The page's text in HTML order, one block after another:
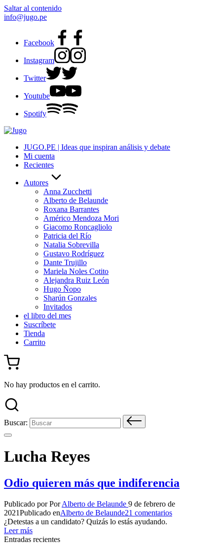
Saltar al contenido
info@jugo.pe
Facebook
Instagram
Twitter
Youtube
Spotify
JUGO.PE | Ideas que inspiran análisis y debate
Mi cuenta
Recientes
Autores
Anna Zucchetti
Alberto de Belaunde
Roxana Barrantes
Américo Mendoza Mori
Giacomo Roncagliolo
Patricia del Río
Natalia Sobrevilla
Gustavo Rodríguez
Dante Trujillo
Mariela Noles Cotito
Alejandra Ruiz León
Hugo Ñopo
Sharún Gonzales
Invitados
el libro del mes
Suscríbete
Tienda
Carrito
No hay productos en el carrito.
Buscar:
Lucha Reyes
Odio quieren más que indiferencia
Publicado por PorAlberto de Belaunde 9 de febrero de
2021Publicado enAlberto de Belaunde21 comentarios
¿Detestas a un candidato? Quizás lo estás ayudando.
Leer más
Entradas recientes